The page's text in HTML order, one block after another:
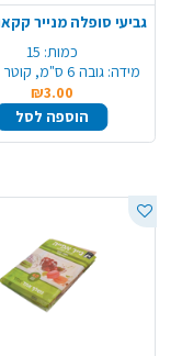
כמות: 15
מידה: גובה 6 ס"מ, קוטר 4 ס"מ
₪3.00
הוספה לסל